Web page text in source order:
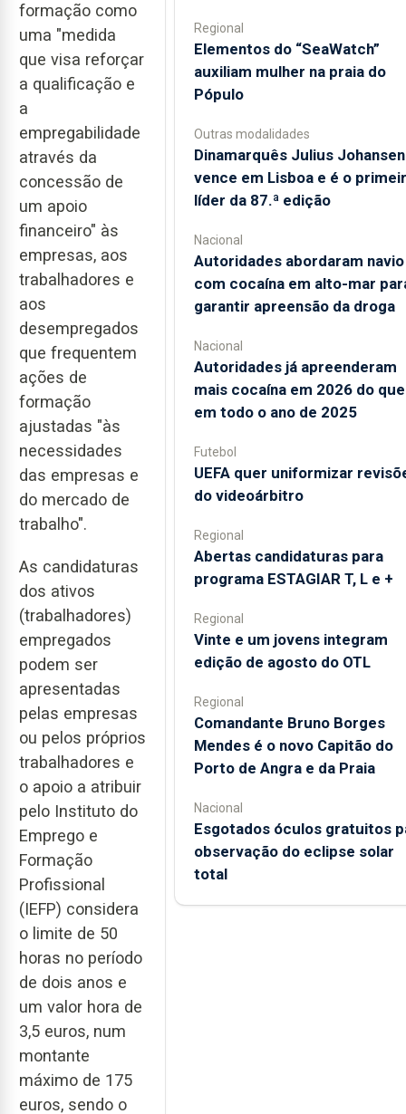
formação como
uma "medida
que visa reforçar
a qualificação e
a
empregabilidade
através da
concessão de
um apoio
financeiro" às
empresas, aos
trabalhadores e
aos
desempregados
que frequentem
ações de
formação
ajustadas "às
necessidades
das empresas e
do mercado de
trabalho".
As candidaturas
dos ativos
(trabalhadores)
empregados
podem ser
apresentadas
pelas empresas
ou pelos próprios
trabalhadores e
o apoio a atribuir
pelo Instituto do
Emprego e
Formação
Profissional
(IEFP) considera
o limite de 50
horas no período
de dois anos e
um valor hora de
3,5 euros, num
montante
máximo de 175
euros, sendo o
Regional
​Elementos do “SeaWatch”
auxiliam mulher na praia do
Pópulo
Outras modalidades
Dinamarquês Julius Johansen
vence em Lisboa e é o
líder da 87.ª edição
Nacional
Autoridades abordaram navio
com cocaína em alto-mar
garantir apreensão da droga
Nacional
Autoridades já apreenderam
mais cocaína em 2026 do que
em todo o ano de 2025
Futebol
UEFA quer uniformizar
do videoárbitro
Regional
Abertas candidaturas para
programa ESTAGIAR T, L e +
Regional
Vinte e um jovens integram
edição de agosto do OTL
Regional
Comandante Bruno Borges
Mendes é o novo Capitão do
Porto de Angra e da Praia
Nacional
Esgotados óculos gratuitos
observação do eclipse solar
total